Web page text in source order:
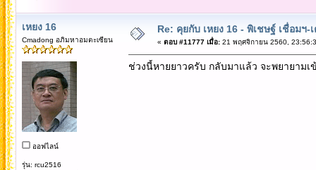
เหยง 16
Cmadong อภิมหาอมตะเซียน
ออฟไลน์
รุ่น: rcu2516
Re: คุยกับ เหยง 16 - พิเชษฐ์ เชื่อมฯ
« ตอบ #11777 เมื่อ:21 พฤศจิกายน 2560,
ช่วงนี้หายยาวครับ กลับมาแล้ว จะพยายาม